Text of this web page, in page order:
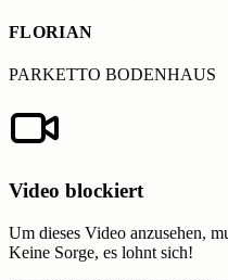
FLORIAN
PARKETTO BODENHAUS
Video blockiert
Um dieses Video anzusehen,
Keine Sorge, es lohnt sich!